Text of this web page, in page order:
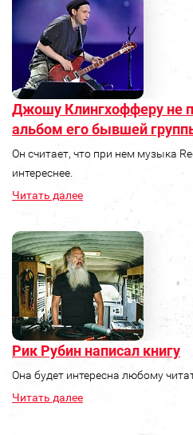
Джошу Клингхофферу не
альбом его бывшей
Он считает, что при нем музыка
интереснее.
Читать далее
Рик Рубин написал книгу
Она будет интересна любому
Читать далее